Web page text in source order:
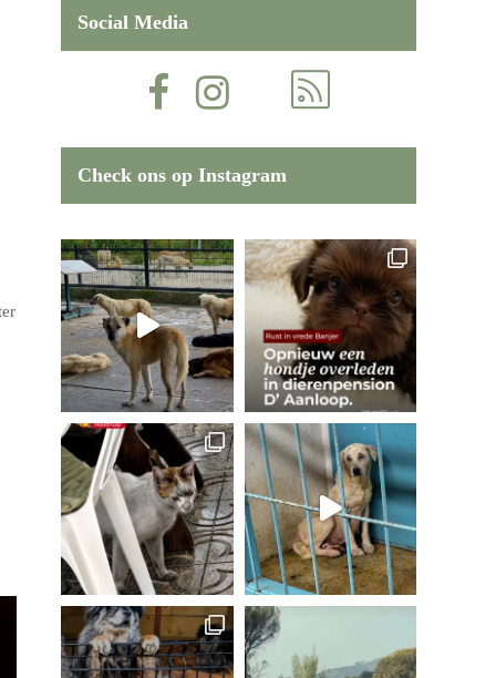
Social Media
Check ons op Instagram